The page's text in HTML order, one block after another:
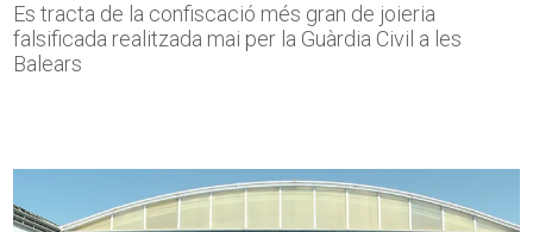
Es tracta de la confiscació més gran de joieria
falsificada realitzada mai per la Guàrdia Civil a les
Balears